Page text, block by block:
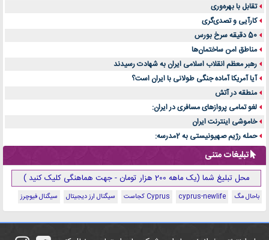
تقابل با بهره‌وری
کارآیی و تصدی‌گری
50 دقیقه سرخ بورس
مناطق امن ساختمان‌ها
رهبر معظم انقلاب اسلامی ایران به شهادت رسیدند
آیا آمریکا آماده جنگی طولانی با ایران است؟
منطقه در آتش
لغو تمامی پروازهای مسافری در ایران:
خاموشی اینترنت ایران
حمله رژیم صهیونیستی به 2مدرسه:
تبلیغات متنی
محل تبلیغ شما (یک ماهه 200 هزار تومان - جهت هماهنگی کلیک کنید )
باحال مگ cyprus-newlife Cyprus کجاست سیگنال ارز دیجیتال سیگنال فیوچرز